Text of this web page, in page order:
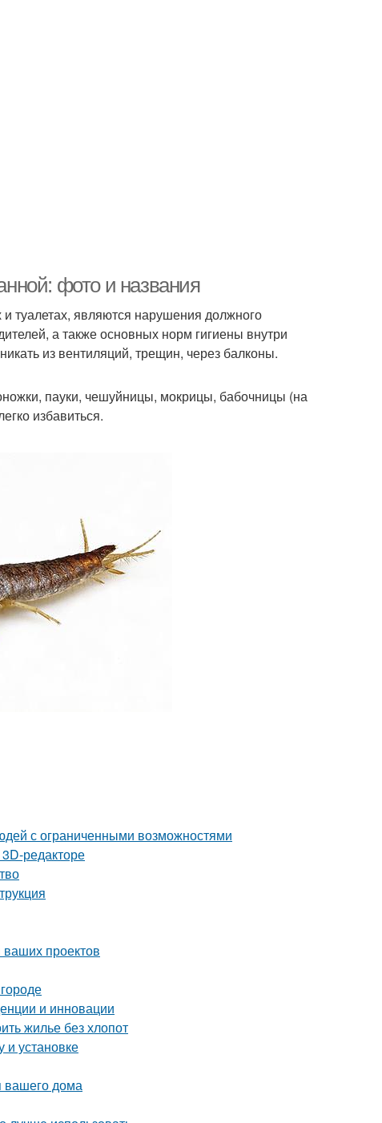
фото и названия
туалетах, являются нарушения должного
а также основных норм гигиены внутри
из вентиляций, трещин, через балконы.
пауки, чешуйницы, мокрицы, бабочницы (на
избавиться.
с ограниченными возможностями
редакторе
проектов
и инновации
жилье без хлопот
и установке
вашего дома